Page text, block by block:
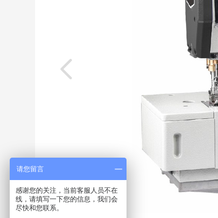
请您留言
感谢您的关注，当前客服人员不在
线，请填写一下您的信息，我们会
尽快和您联系。